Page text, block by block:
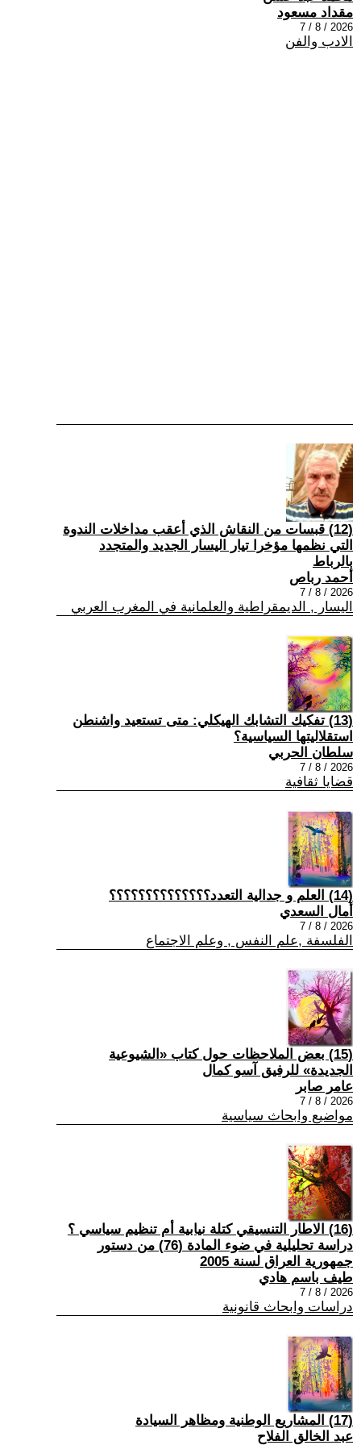
مقداد مسعود
2026 / 8 / 7
الادب والفن
(12) قبسات من النقاش الذي أعقب مداخلات الندوة
التي نظمها مؤخرا تيار اليسار الجديد والمتجدد
بالرباط
أحمد رباص
2026 / 8 / 7
اليسار , الديمقراطية والعلمانية في المغرب العربي
(13) تفكيك التشابك الهيكلي: متى تستعيد واشنطن
استقلاليتها السياسية؟
سلطان الحربي
2026 / 8 / 7
قضايا ثقافية
(14) العلم و جدالية التعدد؟؟؟؟؟؟؟؟؟؟؟؟؟؟
أمال السعدي
2026 / 8 / 7
الفلسفة ,علم النفس , وعلم الاجتماع
(15) بعض الملاحظات حول كتاب «الشيوعية
الجديدة» للرفيق آسو كمال
عامر صابر
2026 / 8 / 7
مواضيع وابحاث سياسية
(16) الاطار التنسيقي كتلة نيابية أم تنظيم سياسي ؟
دراسة تحليلية في ضوء المادة (76) من دستور
جمهورية العراق لسنة 2005
طيف باسم هادي
2026 / 8 / 7
دراسات وابحاث قانونية
(17) المشاريع الوطنية ومظاهر السيادة
عبد الخالق الفلاح